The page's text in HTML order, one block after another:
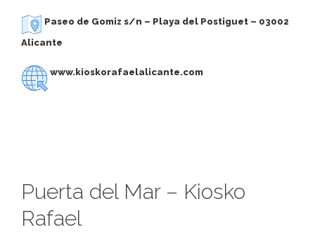
Paseo de Gomiz s/n – Playa del Postiguet – 03002
Alicante
www.kioskorafaelalicante.com
Puerta del Mar – Kiosko
Rafael